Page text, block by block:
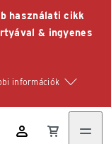
használati cikk
& ingyenes
információk